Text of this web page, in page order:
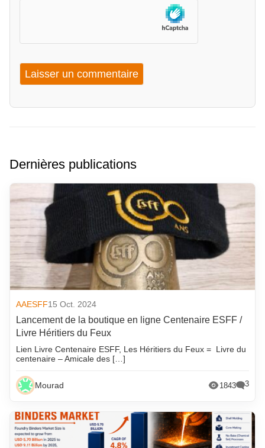
Dernières publications
AAESFF15 Oct. 2024
Lancement de la boutique en ligne Centenaire ESFF /
Livre Héritiers du Feux
Lien Livre Centenaire ESFF, Les Héritiers du Feux = Livre du
centenaire – Amicale des […]
Mourad 1843 3